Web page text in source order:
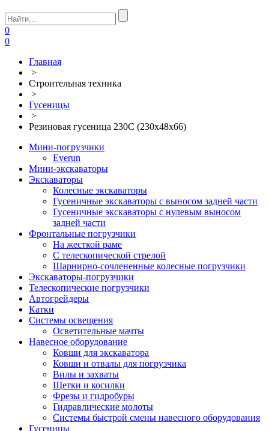
0
0
Главная
>
Строительная техника
>
Гусеницы
>
Резиновая гусеница 230C (230х48х66)
Мини-погрузчики
Everun
Мини-экскаваторы
Экскаваторы
Колесные экскаваторы
Гусеничные экскаваторы с выносом задней части
Гусеничные экскаваторы с нулевым выносом
задней части
Фронтальные погрузчики
На жесткой раме
С телескопической стрелой
Шарнирно-сочлененные колесные погрузчики
Экскаваторы-погрузчики
Телескопические погрузчики
Автогрейдеры
Катки
Системы освещения
Осветительные мачты
Навесное оборудование
Ковши для экскаватора
Ковши и отвалы для погрузчика
Вилы и захваты
Щетки и косилки
Фрезы и гидробуры
Гидравлические молоты
Системы быстрой смены навесного оборудования
Гусеницы